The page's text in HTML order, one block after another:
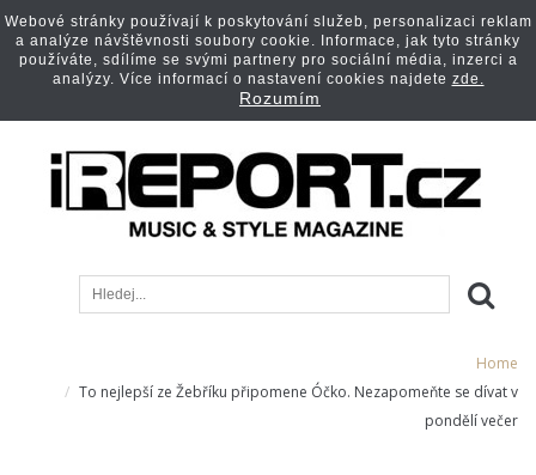
Home
To nejlepší ze Žebříku připomene Óčko. Nezapomeňte se dívat v
pondělí večer
Webové stránky používají k poskytování služeb, personalizaci reklam
a analýze návštěvnosti soubory cookie. Informace, jak tyto stránky
používáte, sdílíme se svými partnery pro sociální média, inzerci a
analýzy. Více informací o nastavení cookies najdete zde.
Rozumím